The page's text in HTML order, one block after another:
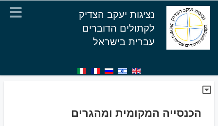
נציגות יעקב הצדיק
לקתולים הדוברים
עברית בישראל
הכנסייה המקומית ומהגרים